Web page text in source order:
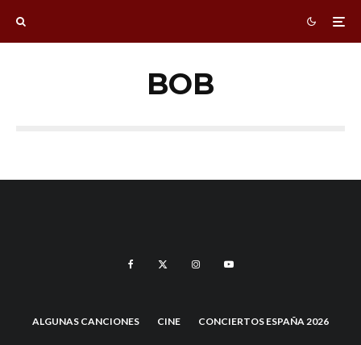
BOB
ALGUNAS CANCIONES CINE CONCIERTOS ESPAÑA 2026